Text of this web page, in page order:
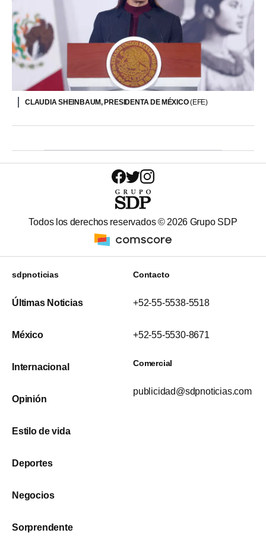
CLAUDIA SHEINBAUM, PRESIDENTA DE MÉXICO(EFE)
Todos los derechos reservados © 2026 Grupo SDP
sdpnoticias
Últimas Noticias
México
Internacional
Opinión
Estilo de vida
Deportes
Negocios
Sorprendente
Contacto
+52-55-5538-5518
+52-55-5530-8671
Comercial
publicidad@sdpnoticias.com